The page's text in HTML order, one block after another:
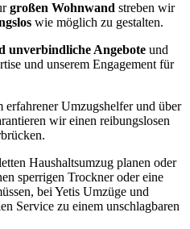
großen Wohnwand streben wir
wie möglich zu gestalten.
unverbindliche Angebote und
und unserem Engagement für
Umzugshelfer und über
wir einen reibungslosen
Haushaltsumzug planen oder
sperrigen Trockner oder eine
bei Yetis Umzüge und
Service zu einem unschlagbaren